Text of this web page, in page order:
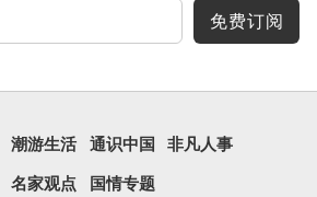
免费订阅
潮游生活 通识中国 非凡人事
名家观点 国情专题